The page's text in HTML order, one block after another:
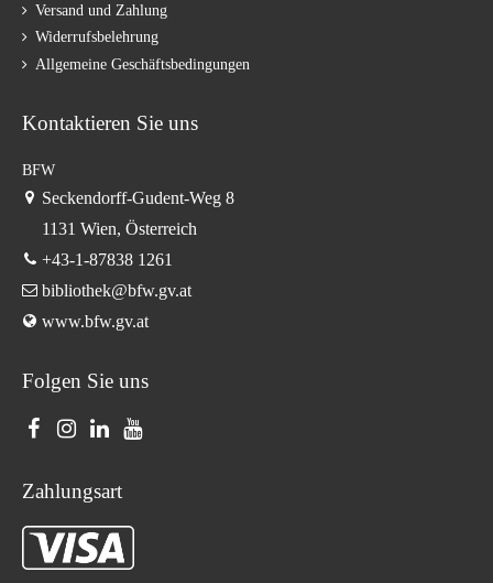
Versand und Zahlung
Widerrufsbelehrung
Allgemeine Geschäftsbedingungen
Kontaktieren Sie uns
BFW
Seckendorff-Gudent-Weg 8
1131 Wien, Österreich
+43-1-87838 1261
bibliothek@bfw.gv.at
www.bfw.gv.at
Folgen Sie uns
Zahlungsart